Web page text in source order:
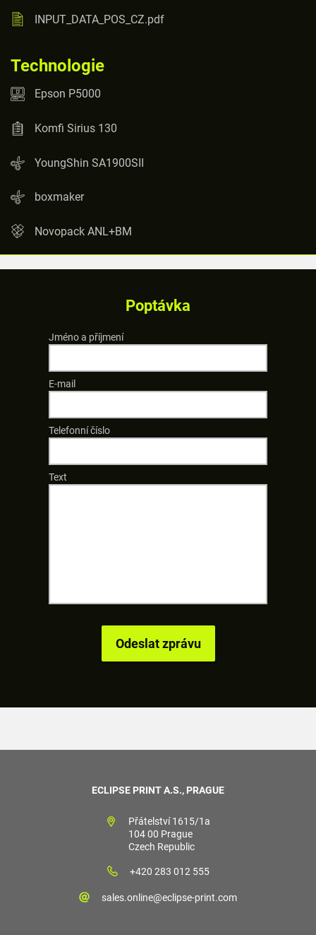
INPUT_DATA_POS_CZ.pdf
Technologie
Epson P5000
Komfi Sirius 130
YoungShin SA1900SII
boxmaker
Novopack ANL+BM
Poptávka
Jméno a příjmení
E-mail
Telefonní číslo
Text
ECLIPSE PRINT A.S., PRAGUE
Přátelství 1615/1a
104 00 Prague
Czech Republic
+420 283 012 555
sales.online@eclipse-print.com